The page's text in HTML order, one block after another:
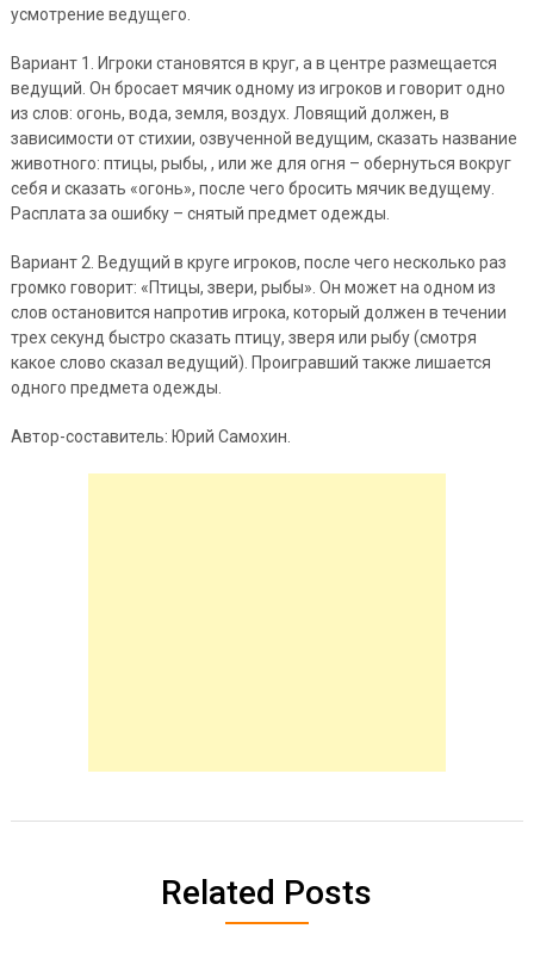
усмотрение ведущего.
Вариант 1. Игроки становятся в круг, а в центре размещается
ведущий. Он бросает мячик одному из игроков и говорит одно
из слов: огонь, вода, земля, воздух. Ловящий должен, в
зависимости от стихии, озвученной ведущим, сказать название
животного: птицы, рыбы, , или же для огня – обернуться вокруг
себя и сказать «огонь», после чего бросить мячик ведущему.
Расплата за ошибку – снятый предмет одежды.
Вариант 2. Ведущий в круге игроков, после чего несколько раз
громко говорит: «Птицы, звери, рыбы». Он может на одном из
слов остановится напротив игрока, который должен в течении
трех секунд быстро сказать птицу, зверя или рыбу (смотря
какое слово сказал ведущий). Проигравший также лишается
одного предмета одежды.
Автор-составитель: Юрий Самохин.
Related Posts